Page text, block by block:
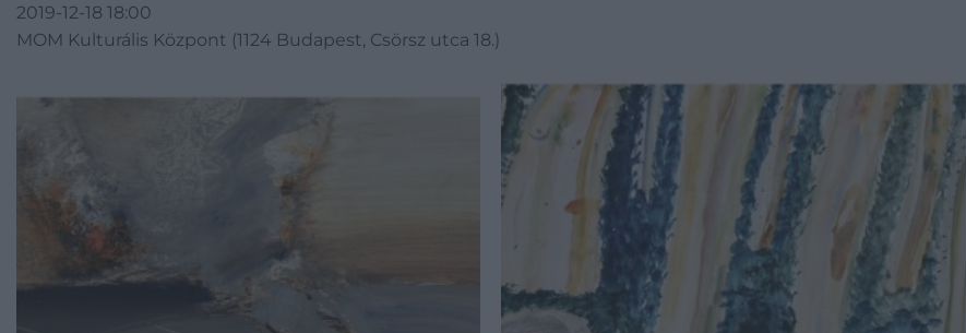
2019-12-18 18:00
MOM Kulturális Központ (1124 Budapest, Csörsz utca 18.)